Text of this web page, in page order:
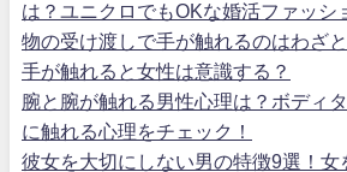
は？ユニクロでもOKな婚活ファッシ
物の受け渡しで手が触れるのはわざ
手が触れると女性は意識する？
腕と腕が触れる男性心理は？ボディ
に触れる心理をチェック！
彼女を大切にしない男の特徴9選！女